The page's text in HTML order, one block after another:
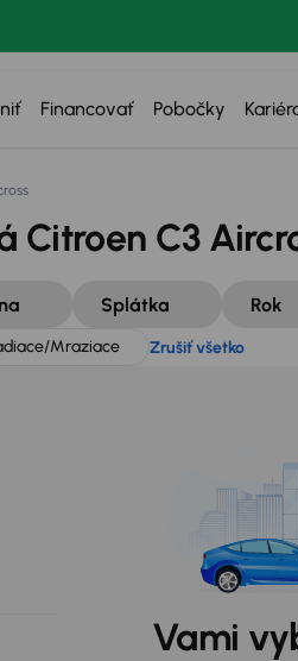
Financovať Pobočky
Zrušiť všetko
Citroen C3
Splátka Rok
Mraziace Zrušiť všetko
Vami